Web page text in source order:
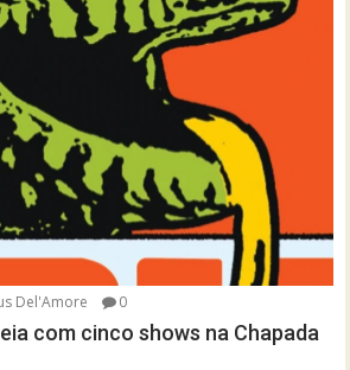
Del'Amore 0
com cinco shows na Chapada